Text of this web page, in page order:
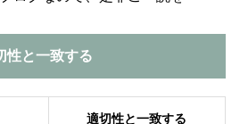
性と一致する
適切性と一致する